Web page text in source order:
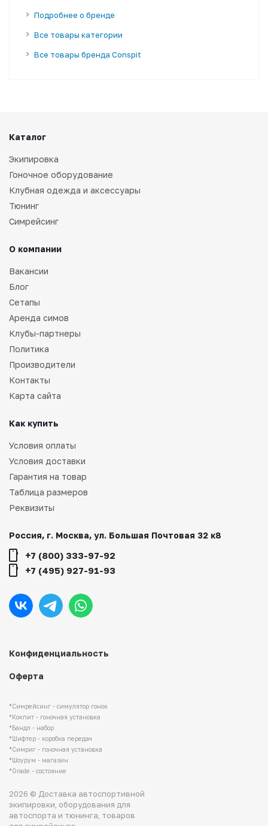
Подробнее о бренде
Все товары категории
Все товары бренда Conspit
*Симрейсинг - симулятор гонок
*Кокпит - гоночная установка
*Бандл - набор
*Шифтер - коробка передач
*Симриг - гоночная установка
*Шоурум - магазин
*Grade - состояние
2026 © Доставка автоспортивной
экипировки, оборудования для
автоспорта и тюнинга, товаров
Конфиденциальность
Оферта
Каталог
Экипировка
Гоночное оборудование
Клубная одежда и аксессуары
Тюнинг
Симрейсинг
О компании
Вакансии
Блог
Сетапы
Аренда симов
Клубы-партнеры
Политика
Производители
Контакты
Карта сайта
Как купить
Условия оплаты
Условия доставки
Гарантия на товар
Таблица размеров
Реквизиты
Россия, г. Москва, ул. Большая Почтовая 32 к8
+7 (800) 333-97-92
+7 (495) 927-91-93